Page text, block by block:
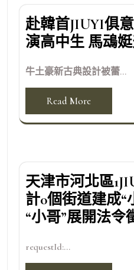
赴韓首JIUYI俱
演高中生 馬䲰
牛土豪新古典設計被蕾...
Read More
天津市河北區
計0個街道建成“
“小哥”展開法令
requestId:...